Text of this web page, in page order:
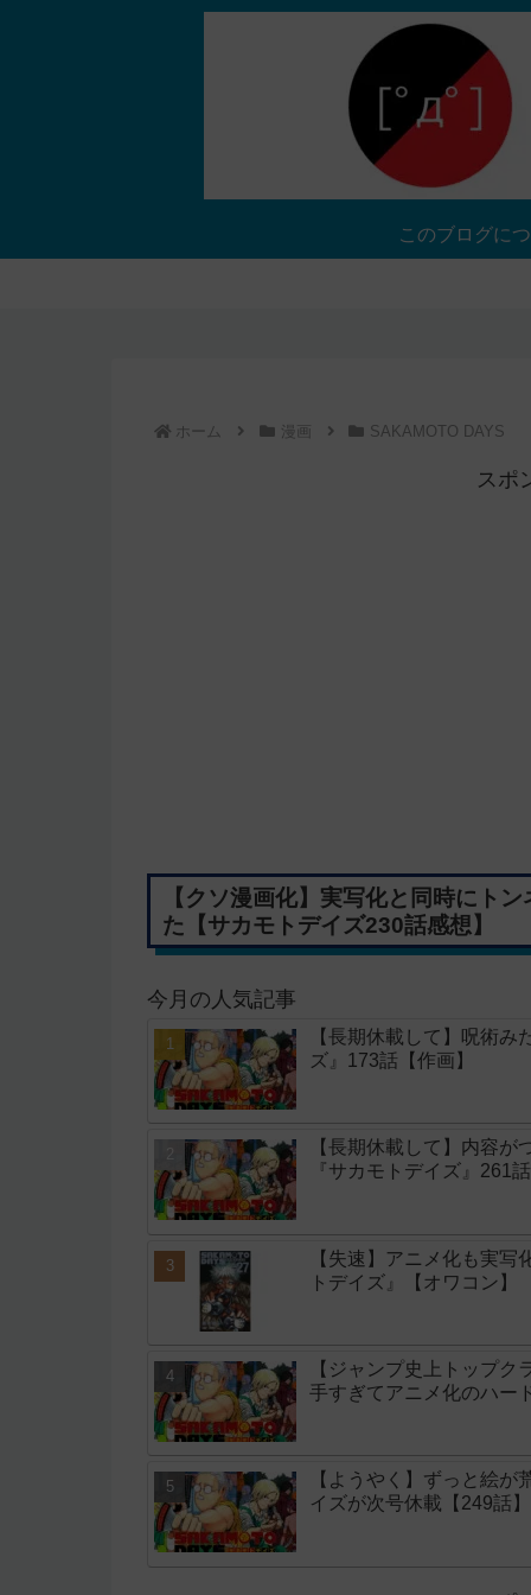
このブログに
ホーム 漫画 SAKAMOTO DAYS
スポ
【クソ漫画化】実写化と同時にト
た【サカモトデイズ230話感想】
今月の人気記事
【長期休載して】呪術
ズ』173話【作画】
【長期休載して】内容
『サカモトデイズ』261
【失速】アニメ化も実
トデイズ』【オワコン】
【ジャンプ史上トップ
手すぎてアニメ化のハー
【ようやく】ずっと絵
イズが次号休載【249話】